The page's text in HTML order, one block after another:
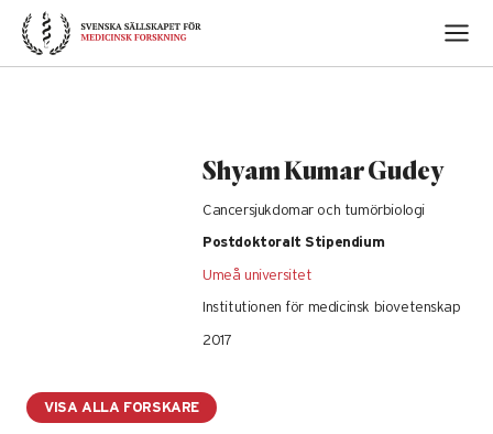
Skip
content
Shyam Kumar Gudey
Cancersjukdomar och tumörbiologi
Postdoktoralt Stipendium
Umeå universitet
Institutionen för medicinsk biovetenskap
2017
VISA ALLA FORSKARE